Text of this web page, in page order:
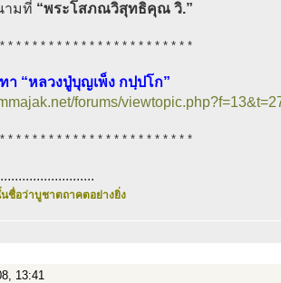
ามที่ “พระโสภณวิสุทธิคุณ วิ.”
* * * * * * * * * * * * * * * * * * * * * * *
า “หลวงปู่บุญเพ็ง กปฺปโก”
forums/
* * * * * * * * * * * * * * * * * * * * * * *
ชื่อว่าบูชาตถาคตอย่างยิ่ง
13:41